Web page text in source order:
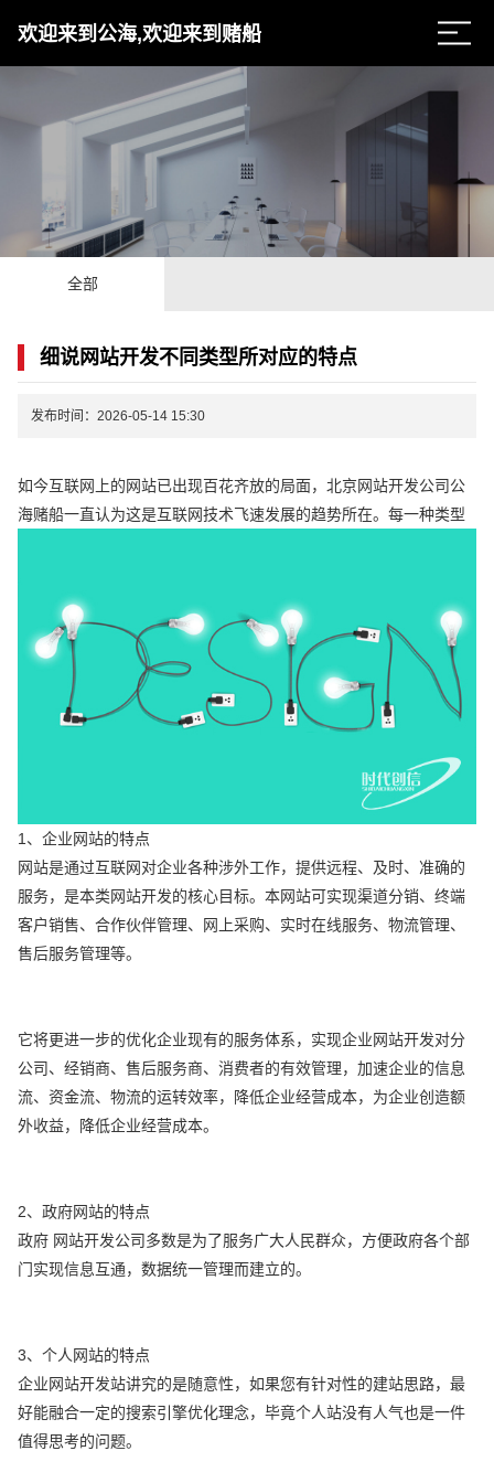
欢迎来到公海,欢迎来到赌船
全部
细说网站开发不同类型所对应的特点
发布时间：2026-05-14 15:30
如今互联网上的网站已出现百花齐放的局面，北京网站开发公司公
海赌船一直认为这是互联网技术飞速发展的趋势所在。每一种类型
1、企业网站的特点
网站是通过互联网对企业各种涉外工作，提供远程、及时、准确的
服务，是本类网站开发的核心目标。本网站可实现渠道分销、终端
客户销售、合作伙伴管理、网上采购、实时在线服务、物流管理、
售后服务管理等。
它将更进一步的优化企业现有的服务体系，实现企业网站开发对分
公司、经销商、售后服务商、消费者的有效管理，加速企业的信息
流、资金流、物流的运转效率，降低企业经营成本，为企业创造额
外收益，降低企业经营成本。
2、政府网站的特点
政府 网站开发公司多数是为了服务广大人民群众，方便政府各个部
门实现信息互通，数据统一管理而建立的。
3、个人网站的特点
企业网站开发站讲究的是随意性，如果您有针对性的建站思路，最
好能融合一定的搜索引擎优化理念，毕竟个人站没有人气也是一件
值得思考的问题。